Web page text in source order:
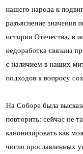
нашего народа к
разъяснение значения
истории Отечества, в
недоработка связана
с наличием в наших
подходов к вопросу
На Соборе была
повторить: сейчас не
канонизировать как
число прославленных